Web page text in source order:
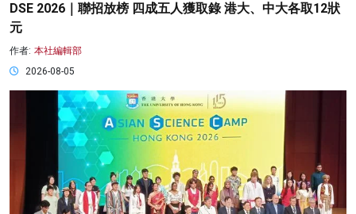
DSE 2026｜聯招放榜 四成五人獲取錄 港大、中大各取12狀
元
作者: 本社編輯部
2026-08-05